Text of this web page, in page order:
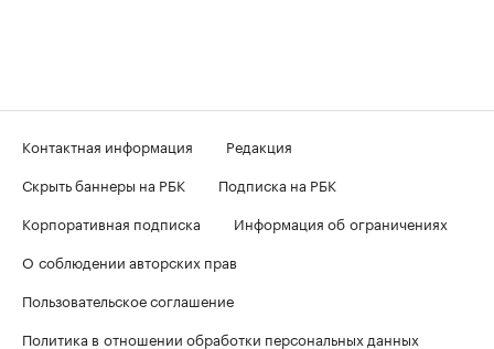
Контактная информация
Редакция
Скрыть баннеры на РБК
Подписка на РБК
Корпоративная подписка
Информация об ограничениях
О соблюдении авторских прав
Пользовательское соглашение
Политика в отношении обработки персональных данных